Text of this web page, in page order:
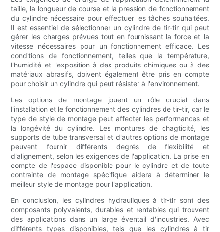
taille, la longueur de course et la pression de fonctionnement
du cylindre nécessaire pour effectuer les tâches souhaitées.
Il est essentiel de sélectionner un cylindre de tir-tir qui peut
gérer les charges prévues tout en fournissant la force et la
vitesse nécessaires pour un fonctionnement efficace. Les
conditions de fonctionnement, telles que la température,
l'humidité et l'exposition à des produits chimiques ou à des
matériaux abrasifs, doivent également être pris en compte
pour choisir un cylindre qui peut résister à l'environnement.
Les options de montage jouent un rôle crucial dans
l'installation et le fonctionnement des cylindres de tir-tir, car le
type de style de montage peut affecter les performances et
la longévité du cylindre. Les montures de chagticité, les
supports de tube transversal et d'autres options de montage
peuvent fournir différents degrés de flexibilité et
d'alignement, selon les exigences de l'application. La prise en
compte de l'espace disponible pour le cylindre et de toute
contrainte de montage spécifique aidera à déterminer le
meilleur style de montage pour l'application.
En conclusion, les cylindres hydrauliques à tir-tir sont des
composants polyvalents, durables et rentables qui trouvent
des applications dans un large éventail d'industries. Avec
différents types disponibles, tels que les cylindres à tir